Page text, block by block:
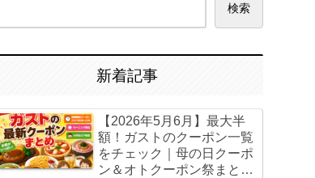
検索
新着記事
【2026年5月6月】最大半
額！ガストのクーポン一覧
をチェック｜母の日クーポ
ン＆オトクーポン祭まとめ